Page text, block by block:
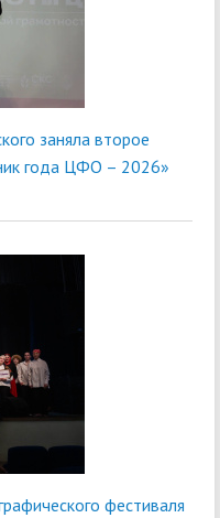
заняла второе
года ЦФО – 2026»
фестиваля